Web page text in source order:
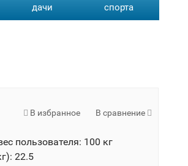
дачи
спорта
В избранное В сравнение
пользователя: 100 кг
22.5